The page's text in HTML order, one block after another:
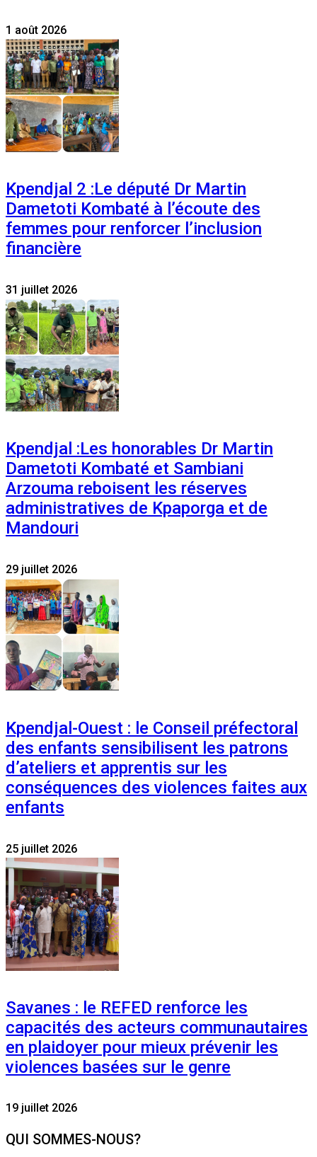
1 août 2026
Kpendjal 2 :Le député Dr Martin
Dametoti Kombaté à l’écoute des
femmes pour renforcer l’inclusion
financière
31 juillet 2026
Kpendjal :Les honorables Dr Martin
Dametoti Kombaté et Sambiani
Arzouma reboisent les réserves
administratives de Kpaporga et de
Mandouri
29 juillet 2026
Kpendjal-Ouest : le Conseil préfectoral
des enfants sensibilisent les patrons
d’ateliers et apprentis sur les
conséquences des violences faites aux
enfants
25 juillet 2026
Savanes : le REFED renforce les
capacités des acteurs communautaires
en plaidoyer pour mieux prévenir les
violences basées sur le genre
19 juillet 2026
QUI SOMMES-NOUS?